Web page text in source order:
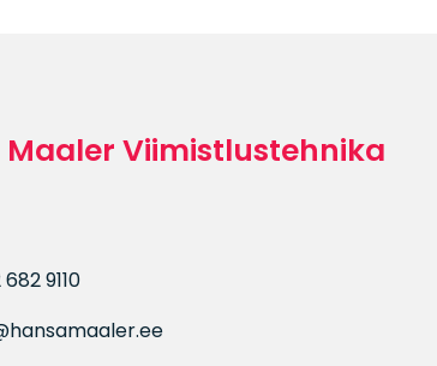
Maaler Viimistlustehnika
9110